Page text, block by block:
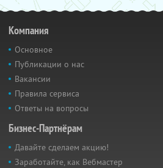
Компания
Основное
Публикации о нас
Вакансии
Правила сервиса
Ответы на вопросы
Бизнес-Партнёрам
Давайте сделаем акцию!
Заработайте, как Вебмастер